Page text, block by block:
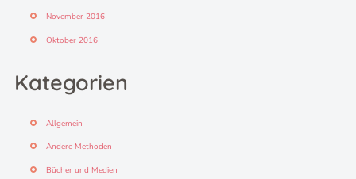
November 2016
Oktober 2016
Kategorien
Allgemein
Andere Methoden
Bücher und Medien